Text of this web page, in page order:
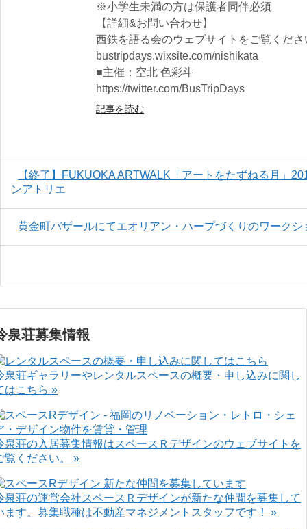
※小学生未満の方は保護者同伴必須
【詳細&お問い合わせ】
西鉄を語る会のウェブサイトをご覧くださ
bustripdays.wixsite.com/nishikata
■主催：空北 色彩斗
https://twitter.com/BusTripDays
記事を読む
【終了】FUKUOKA ARTWALK「アートをたずねる月」
ンアトリエ
黄金町バザールにてエオリアン・ハープづくりのワークシ
泉荘募集情報
泉荘ギャラリーやレンタルスペースの概要・申し込みに関し
はこちら »
泉荘の入居募集情報はスペースＲデザインのウェブサイトを
覧ください。 »
泉荘の運営会社スペースＲデザインが新たな仲間を募集して
ます。募集職種は不動産マネジメントスタッフです！ »